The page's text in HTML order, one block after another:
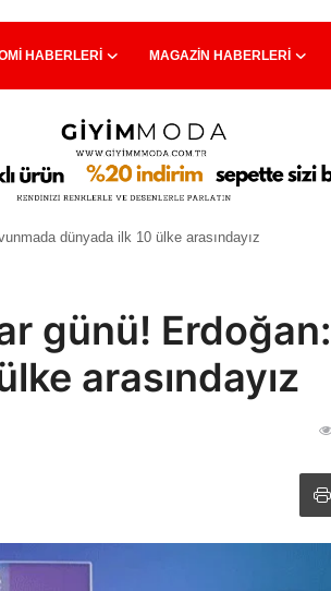
HABERLERI MAGAZIN HABERLERI
dünyada ilk 10 ülke arasındayız
günü! Erdoğan:
arasındayız